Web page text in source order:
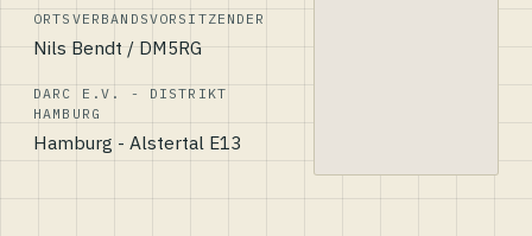
ORTSVERBANDSVORSITZENDER
Nils Bendt / DM5RG
DARC E.V. - DISTRIKT
HAMBURG
Hamburg - Alstertal E13